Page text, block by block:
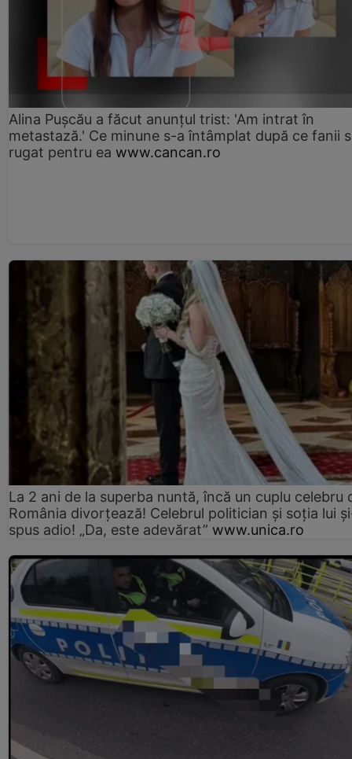
Alina Pușcău a făcut anunțul trist: 'Am intrat în
metastază.' Ce minune s-a întâmplat după ce fanii
rugat pentru ea www.cancan.ro
La 2 ani de la superba nuntă, încă un cuplu celebru
România divorțează! Celebrul politician și soția lui
spus adio! „Da, este adevărat” www.unica.ro